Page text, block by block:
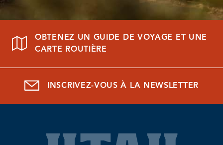
OBTENEZ UN GUIDE DE VOYAGE ET UNE
CARTE ROUTIÈRE
INSCRIVEZ-VOUS À LA NEWSLETTER